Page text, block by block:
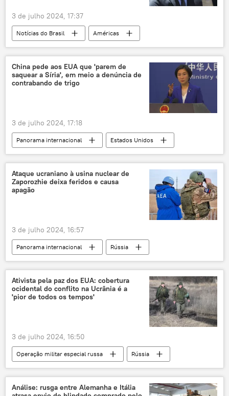
3 de julho 2024, 17:37
Notícias do Brasil
Américas
Javier Milei
Jair Bolsonaro
Brasil
Assunção
Paraguai
Mercosul
Itamaraty
diplomacia
China pede aos EUA que 'parem de
saquear a Síria', em meio a denúncia de
contrabando de trigo
3 de julho 2024, 17:18
Panorama internacional
Estados Unidos
Síria
Ministério das Relações Exteriores da China
tropas
Oriente Médio
Américas
contrabando
insegurança alimentar
Ataque ucraniano à usina nuclear de
Zaporozhie deixa feridos e causa
apagão
3 de julho 2024, 16:57
Panorama internacional
Rússia
Europa
Rafael Grossi
Aleksei Likhachev
Zaporozhie
Kiev
Agência Internacional de Energia Atômica (AIEA)
usina nuclear
central nuclear
segurança nuclear
ataque aéreo
drones
Rosatom
Ativista pela paz dos EUA: cobertura
ocidental do conflito na Ucrânia é a
'pior de todos os tempos'
3 de julho 2024, 16:50
Operação militar especial russa
Rússia
Vladimir Putin
Ucrânia
Donbass
OTAN
ONU
Análise: rusga entre Alemanha e Itália